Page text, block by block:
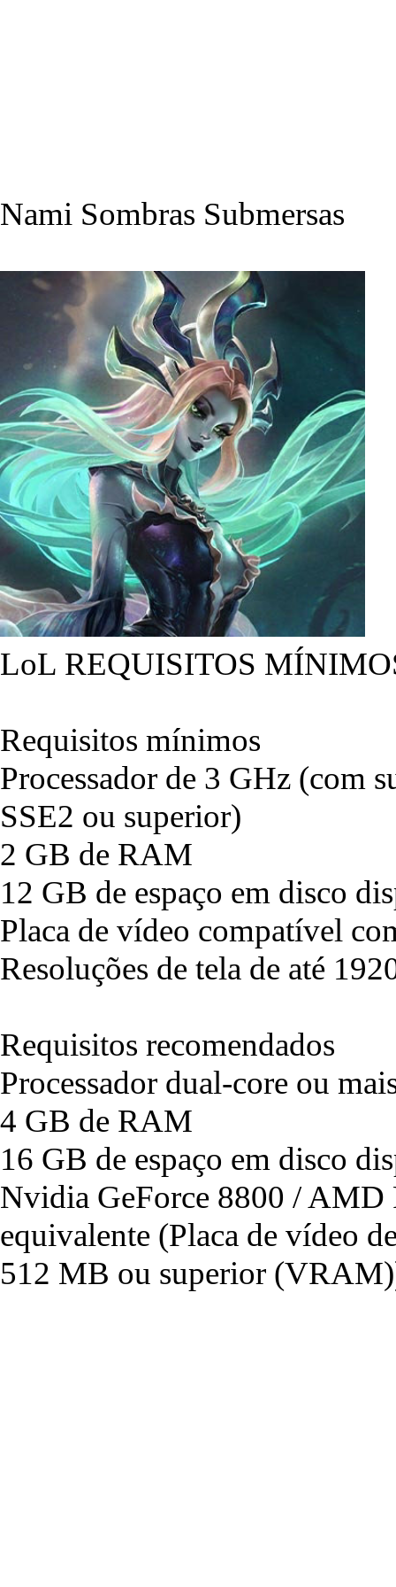
Nami Sombras Submersas
LoL REQUISITOS
Requisitos mínimos
Processador de 3 GHz (com
SSE2 ou superior)
2 GB de RAM
12 GB de espaço em disco
Placa de vídeo compatível
Resoluções de tela de até
Requisitos recomendados
Processador dual-core ou
4 GB de RAM
16 GB de espaço em disco
Nvidia GeForce 8800 / AMD
equivalente (Placa de vídeo
512 MB ou superior